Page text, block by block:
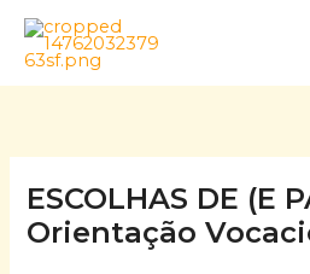
Skip
content
ESCOLHAS DE (E
Orientação